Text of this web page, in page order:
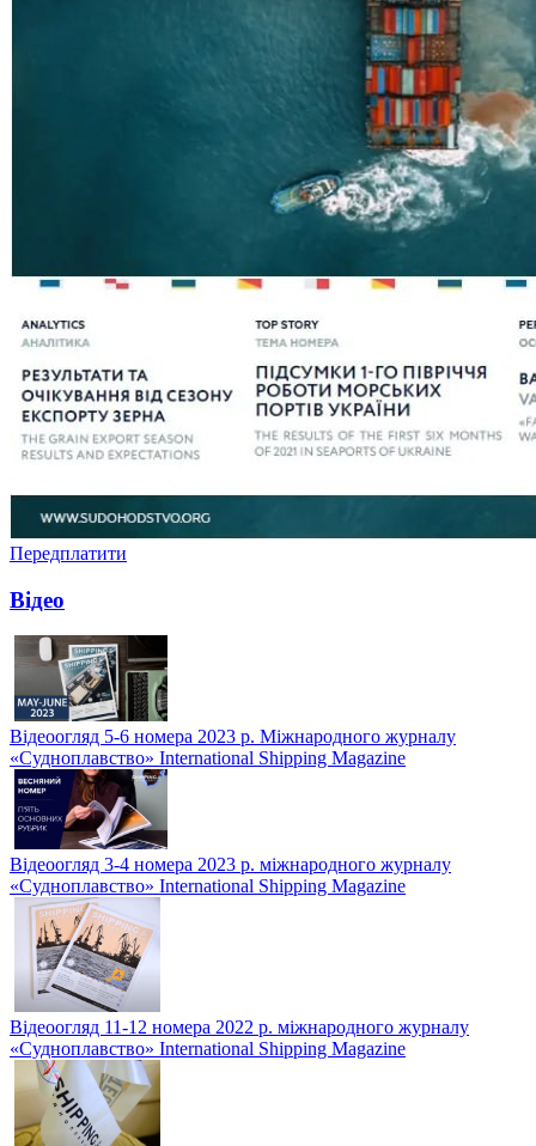
Передплатити
Відео
Відеоогляд 5-6 номера 2023 р. Міжнародного журналу
«Судноплавство» International Shipping Magazine
Відеоогляд 3-4 номера 2023 р. міжнародного журналу
«Судноплавство» International Shipping Magazine
Відеоогляд 11-12 номера 2022 р. міжнародного журналу
«Судноплавство» International Shipping Magazine